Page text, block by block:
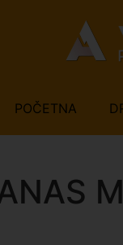
POČETNA